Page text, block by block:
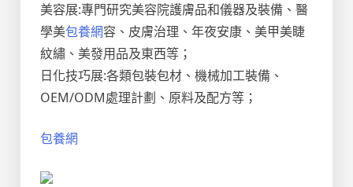
美容展:專門研究美容院護膚品和儀器及裝備、醫
學美包養網容、皮膚治理、年夜安康、美甲美睫
紋繡、美發用品及東西等；
日化技巧展:各類包裝包材、機械加工裝備、
OEM/ODM處理計劃、原料及配方等；
包養網